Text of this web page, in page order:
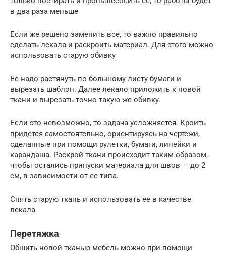
в два раза меньше
Если же решено заменить все, то важно правильно
сделать лекала и раскроить материал. Для этого можно
использовать старую обивку
Ее надо растянуть по большому листу бумаги и
вырезать шаблон. Далее лекало приложить к новой
ткани и вырезать точно такую же обивку.
Если это невозможно, то задача усложняется. Кроить
придется самостоятельно, ориентируясь на чертежи,
сделанные при помощи рулетки, бумаги, линейки и
карандаша. Раскрой ткани происходит таким образом,
чтобы остались припуски материала для швов — до 2
см, в зависимости от ее типа.
Снять старую ткань и использовать ее в качестве
лекала
Перетяжка
Обшить новой тканью мебель можно при помощи